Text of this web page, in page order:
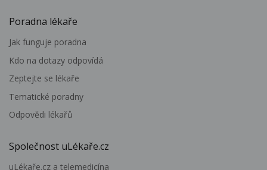
Poradna lékaře
Jak funguje poradna
Kdo na dotazy odpovídá
Zeptejte se lékaře
Tematické poradny
Odpovědi lékařů
Společnost uLékaře.cz
uLékaře.cz a telemedicína